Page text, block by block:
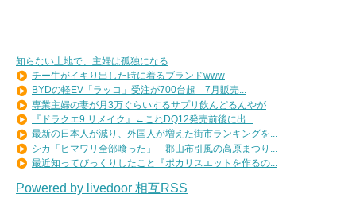
知らない土地で、主婦は孤独になる
チー牛がイキり出した時に着るブランドwww
BYDの軽EV「ラッコ」受注が700台超 7月販売...
専業主婦の妻が月3万ぐらいするサプリ飲んどるんやが
『ドラクエ9 リメイク』←これDQ12発売前後に出...
最新の日本人が減り、外国人が増えた街市ランキングを...
シカ「ヒマワリ全部喰った」 郡山布引風の高原まつり...
最近知ってびっくりしたこと『ポカリスエットを作るの...
Powered by livedoor 相互RSS